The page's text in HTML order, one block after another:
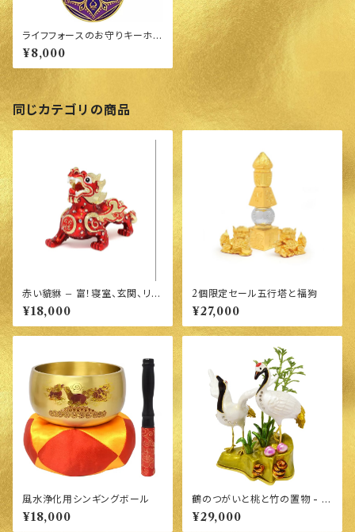
ライフフォースのお守りキーホル
ダー（生命力・バイタリティ）
¥8,000
同じカテゴリの商品
赤い貔貅 – 富！寝室、玄関、リビ
ングが南北にある方必須
¥18,000
2個限定セール五行塔と福狗
¥27,000
風水浄化用シンギングボール
¥18,000
鶴のつがいと桃と竹の置物 - 健
康運:長寿と活力の象徴
¥29,000